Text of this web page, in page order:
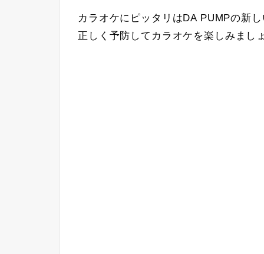
カラオケにピッタリはDA PUMPの新
正しく予防してカラオケを楽しみまし